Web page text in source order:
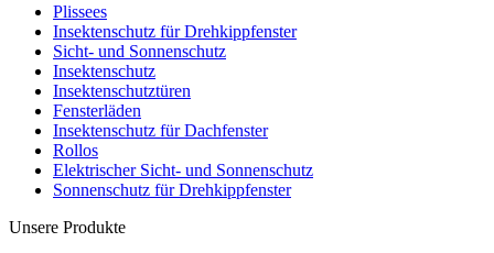
Plissees
Insektenschutz für Drehkippfenster
Sicht- und Sonnenschutz
Insektenschutz
Insektenschutztüren
Fensterläden
Insektenschutz für Dachfenster
Rollos
Elektrischer Sicht- und Sonnenschutz
Sonnenschutz für Drehkippfenster
Unsere Produkte